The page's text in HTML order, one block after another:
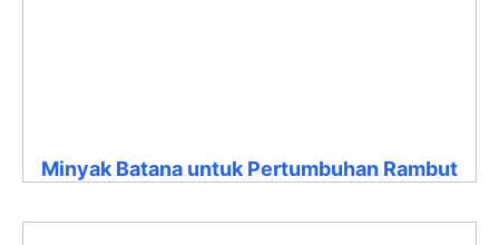
Minyak Batana untuk Pertumbuhan Rambut